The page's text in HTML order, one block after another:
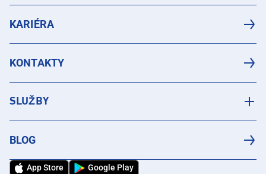
KARIÉRA
KONTAKTY
SLUŽBY
BLOG
App Store Google Play